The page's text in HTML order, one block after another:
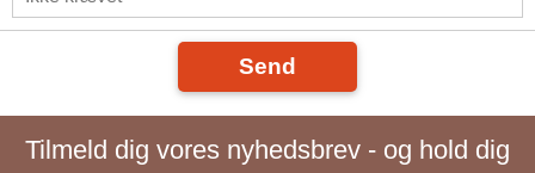
Send
Tilmeld dig vores nyhedsbrev - og hold dig